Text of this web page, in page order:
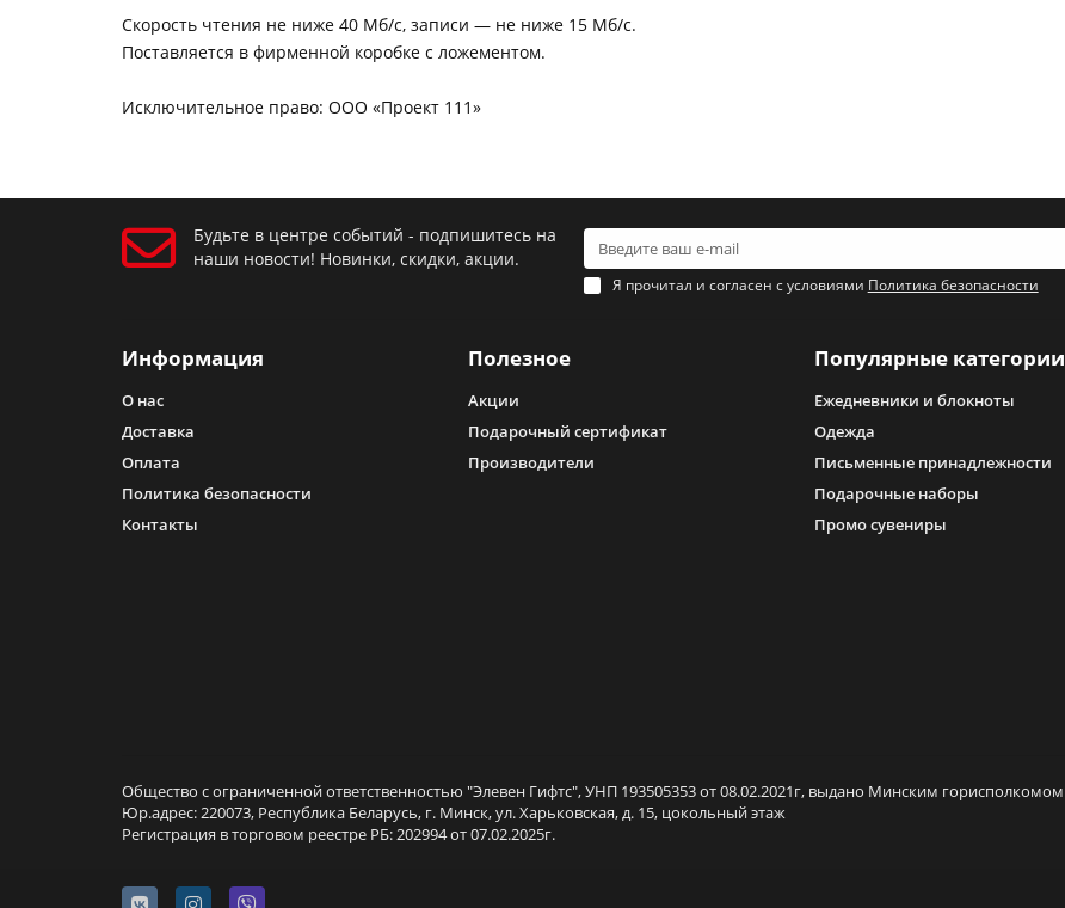
Скорость чтения не ниже 40 Мб/с, записи — не ниже 15 Мб/с.
Поставляется в фирменной коробке с ложементом.
Исключительное право: ООО «Проект 111»
Будьте в центре событий - подпишитесь на
наши новости! Новинки, скидки, акции.
Я прочитал и согласен с условиями Политика безопасности
Информация
О нас
Доставка
Оплата
Политика безопасности
Контакты
Полезное
Акции
Подарочный сертификат
Производители
Популярные категории
Ежедневники и блокноты
Одежда
Письменные принадлежности
Подарочные наборы
Промо сувениры
Общество с ограниченной ответственностью "Элевен Гифтс", УНП 193505353 от 08.02.2021г, выдано Минским горисполкомом
Юр.адрес: 220073, Республика Беларусь, г. Минск, ул. Харьковская, д. 15, цокольный этаж
Регистрация в торговом реестре РБ: 202994 от 07.02.2025г.